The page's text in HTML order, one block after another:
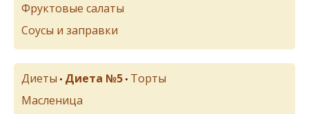
Фруктовые салаты
Соусы и заправки
Диеты • Диета №5 • Торты
Масленица